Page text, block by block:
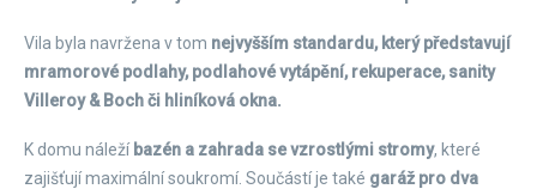
Vila byla navržena v tom nejvyšším standardu, který představují
mramorové podlahy, podlahové vytápění, rekuperace, sanity
Villeroy & Boch či hliníková okna.
K domu náleží bazén a zahrada se vzrostlými stromy, které
zajišťují maximální soukromí. Součástí je také garáž pro dva